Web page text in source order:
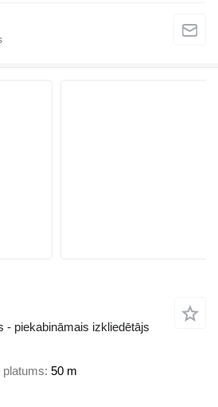
- piekabināmais izkliedētājs
platums 50 m